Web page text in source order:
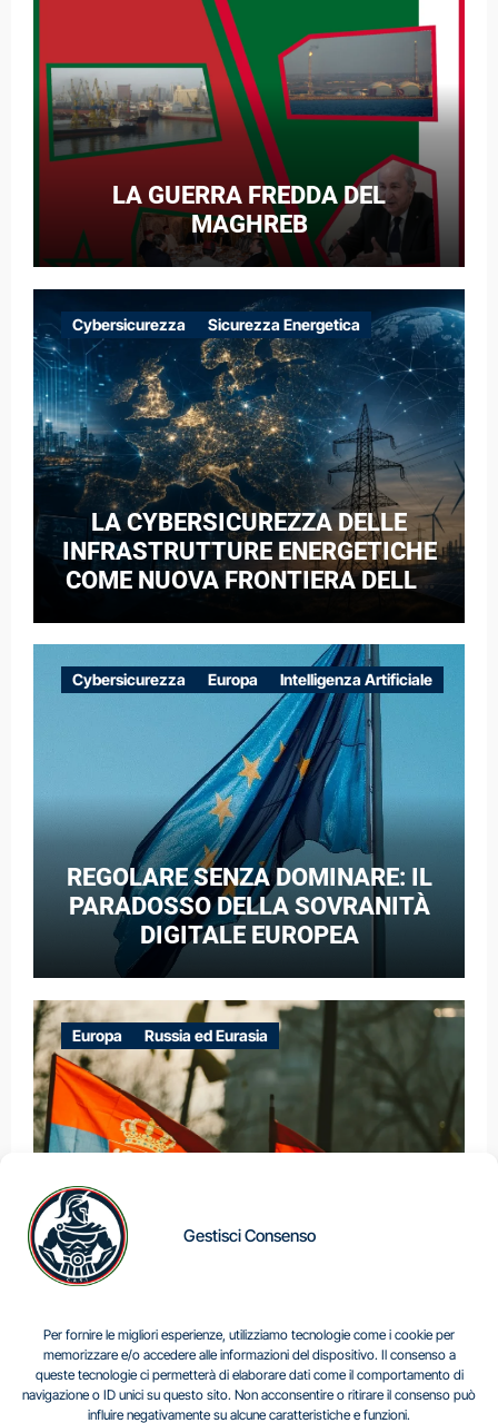
Gestisci Consenso
Per fornire le migliori esperienze, utilizziamo tecnologie come i cookie per
memorizzare e/o accedere alle informazioni del dispositivo. Il consenso a
queste tecnologie ci permetterà di elaborare dati come il comportamento di
navigazione o ID unici su questo sito. Non acconsentire o ritirare il consenso può
influire negativamente su alcune caratteristiche e funzioni.
LA GUERRA FREDDA DEL
MAGHREB
Cybersicurezza Sicurezza Energetica
LA CYBERSICUREZZA DELLE
INFRASTRUTTURE ENERGETICHE
COME NUOVA FRONTIERA DELLA
CASO DELLE RETI ELETTRICHE
EUROPEE NEL CONTESTO DELLA
GUERRA IBRIDA
Cybersicurezza Europa Intelligenza Artificiale
REGOLARE SENZA DOMINARE: IL
PARADOSSO DELLA SOVRANITÀ
DIGITALE EUROPEA
Europa Russia ed Eurasia
Centro Analisi e Studi Italus © Tutti i diritti riservati